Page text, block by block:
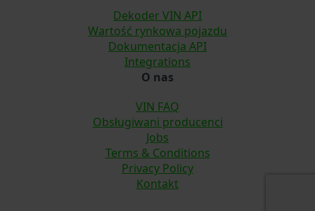
Dekoder VIN API
Wartość rynkowa pojazdu
Dokumentacja API
Integrations
O nas
VIN FAQ
Obsługiwani producenci
Jobs
Terms & Conditions
Privacy Policy
Kontakt